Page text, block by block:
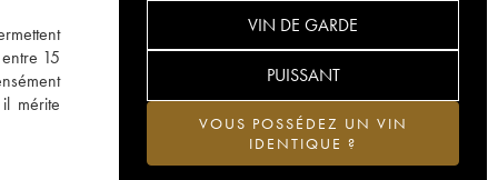
15
mérite
VIN DE GARDE
PUISSANT
VOUS POSSÉDEZ UN VIN
IDENTIQUE ?